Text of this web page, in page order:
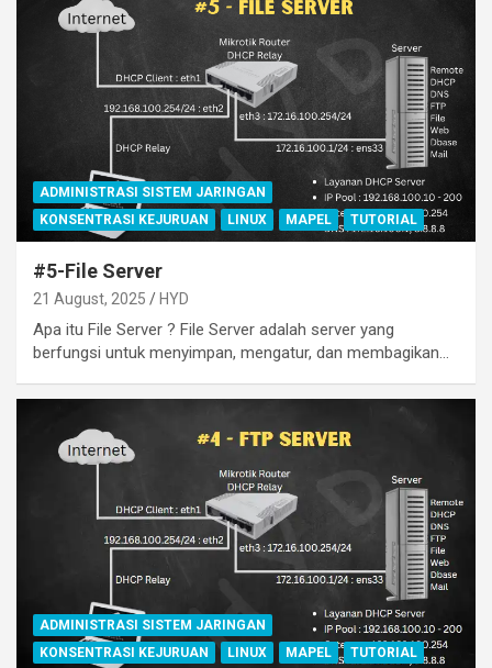
ADMINISTRASI SISTEM JARINGAN
KONSENTRASI KEJURUAN
LINUX MAPEL TUTORIAL
#5-File Server
21 August, 2025 HYD
Apa itu File Server ? File Server adalah server yang
berfungsi untuk menyimpan, mengatur, dan membagikan…
ADMINISTRASI SISTEM JARINGAN
KONSENTRASI KEJURUAN
LINUX MAPEL TUTORIAL